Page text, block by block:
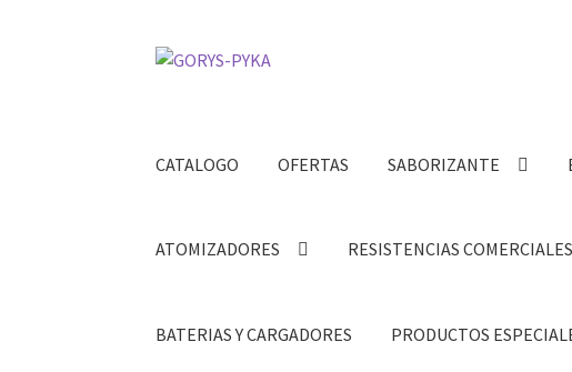
Saltar
Ir
CATALOGO OFERTAS SABORIZANTE
ATOMIZADORES RESISTENCIAS COMERCIALES
BATERIAS Y CARGADORES PRODUCTOS